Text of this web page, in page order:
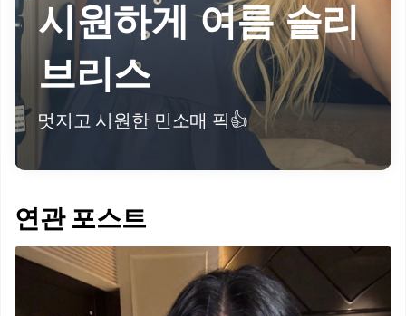
시원하게 여름 슬리
브리스
멋지고 시원한 민소매 픽👍
연관 포스트